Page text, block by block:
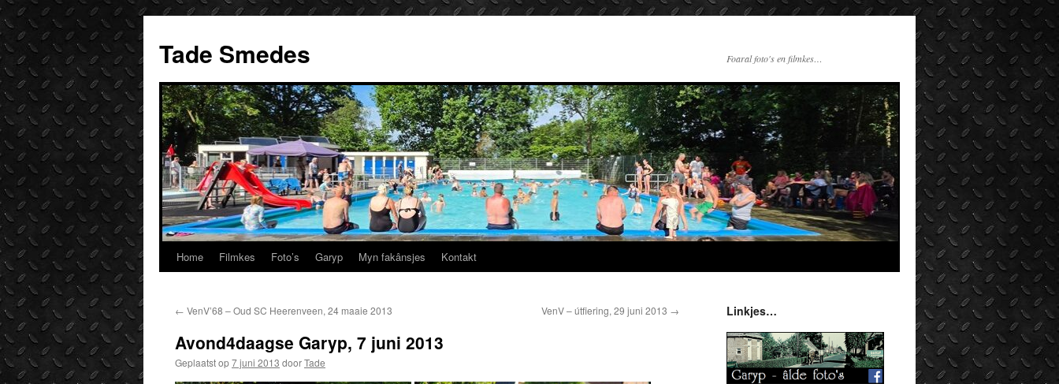
de
inhoud
Tade Smedes Foaral foto's en filmkes…
Home Filmkes Foto’s Garyp Myn fakânsjes Kontakt
← VenV’68 – Oud SC Heerenveen, 24 maaie 2013 VenV – útfiering, 29 juni 2013 →
Avond4daagse Garyp, 7 juni 2013
Geplaatst op7 juni 2013 doorTade
Linkjes…